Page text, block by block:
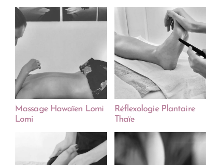
Massage Hawaïen Lomi
Lomi
Réflexologie Plantaire
Thaïe